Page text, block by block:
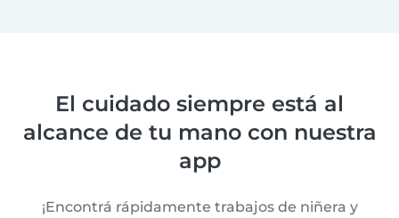
El cuidado siempre está al
alcance de tu mano con nuestra
app
¡Encontrá rápidamente trabajos de niñera y